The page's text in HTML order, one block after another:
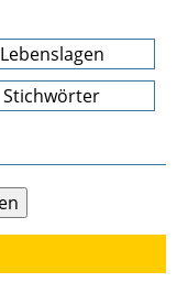
Lebenslagen
Stichwörter